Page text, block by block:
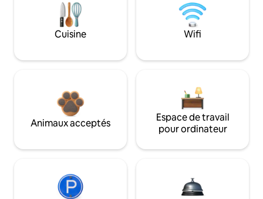
Cuisine Wifi
Animaux acceptés
Espace de travail
pour ordinateur